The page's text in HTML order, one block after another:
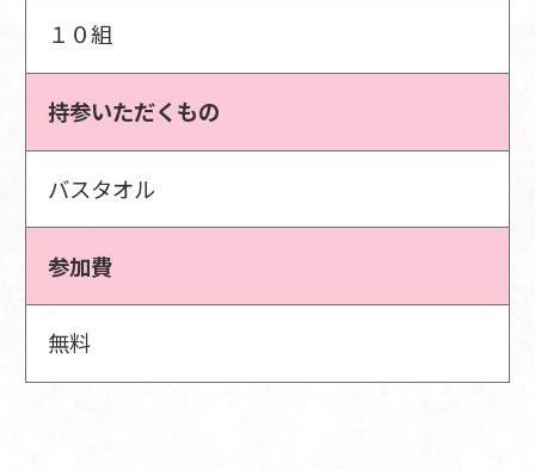
１０組
持参いただくもの
バスタオル
参加費
無料